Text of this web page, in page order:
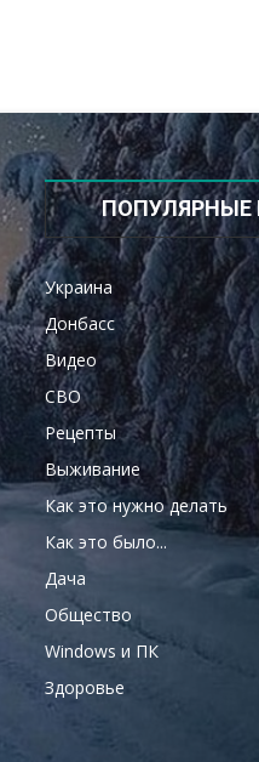
ПОПУЛЯРНЫЕ
Украина
Донбасс
Видео
СВО
Рецепты
Выживание
Как это нужно делать
Как это было...
Дача
Общество
Windows и ПК
Здоровье